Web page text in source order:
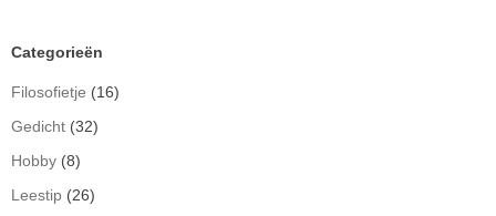
Categorieën
Filosofietje (16)
Gedicht (32)
Hobby (8)
Leestip (26)